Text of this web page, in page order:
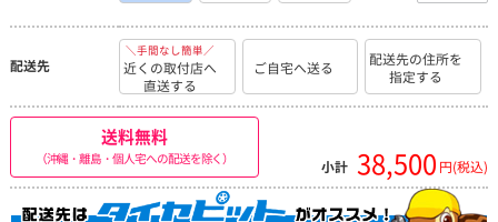
配送先
＼手間なし簡単／
近くの取付店へ
直送する
ご自宅へ送る
配送先の住所を
指定する
送料無料
（沖縄・離島・個人宅への配送を除く） 小計 38,500 円(税込)